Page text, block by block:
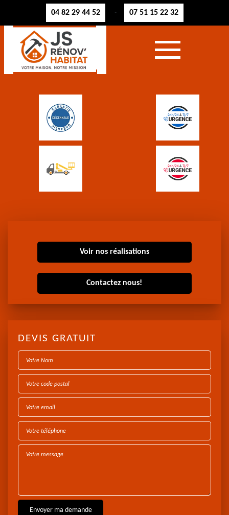
04 82 29 44 52 - 07 51 15 22 32
Voir nos réalisations
Contactez nous!
DEVIS GRATUIT